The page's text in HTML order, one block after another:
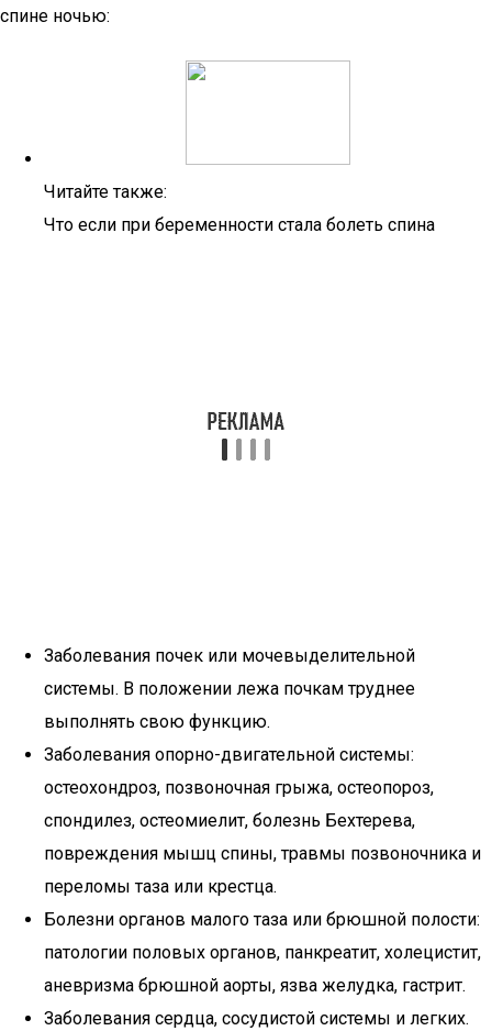
спине ночью:
Читайте также:
Что если при беременности стала болеть спина
Заболевания почек или мочевыделительной
системы. В положении лежа почкам труднее
выполнять свою функцию.
Заболевания опорно-двигательной системы:
остеохондроз, позвоночная грыжа, остеопороз,
спондилез, остеомиелит, болезнь Бехтерева,
повреждения мышц спины, травмы позвоночника и
переломы таза или крестца.
Болезни органов малого таза или брюшной полости:
патологии половых органов, панкреатит, холецистит,
аневризма брюшной аорты, язва желудка, гастрит.
Заболевания сердца, сосудистой системы и легких.